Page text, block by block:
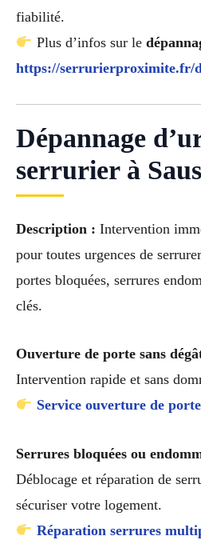
fiabilité.
Plus d’infos sur le
https://serrurierproximite.fr/
Dépannage
serrurier à
Description : Intervention
pour toutes urgences de
portes bloquées, serrures
clés.
Ouverture de porte sans
Intervention rapide et sans
Service ouverture de
Serrures bloquées ou
Déblocage et réparation de
sécuriser votre logement.
Réparation serrures